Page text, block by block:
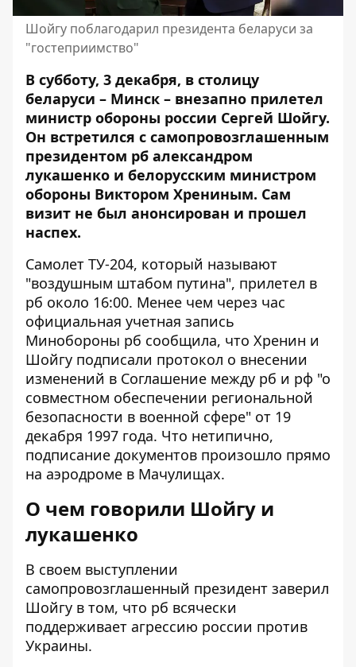
Шойгу поблагодарил президента беларуси за
"гостеприимство"
В субботу, 3 декабря, в столицу
беларуси – Минск – внезапно прилетел
министр обороны россии Сергей Шойгу.
Он встретился с самопровозглашенным
президентом рб александром
лукашенко и белорусским министром
обороны Виктором Хрениным. Сам
визит не был анонсирован и прошел
наспех.
Самолет ТУ-204, который называют
"воздушным штабом путина", прилетел в
рб около 16:00. Менее чем через час
официальная учетная запись
Минобороны рб сообщила, что Хренин и
Шойгу подписали протокол о внесении
изменений в Соглашение между рб и рф "о
совместном обеспечении региональной
безопасности в военной сфере" от 19
декабря 1997 года. Что нетипично,
подписание документов произошло прямо
на аэродроме в Мачулищах.
О чем говорили Шойгу и
лукашенко
В своем выступлении
самопровозглашенный президент заверил
Шойгу в том, что рб всячески
поддерживает агрессию россии против
Украины.